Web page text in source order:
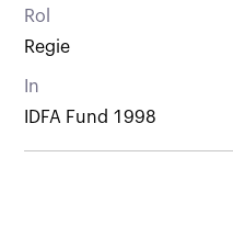
Rol
Regie
In
IDFA Fund 1998